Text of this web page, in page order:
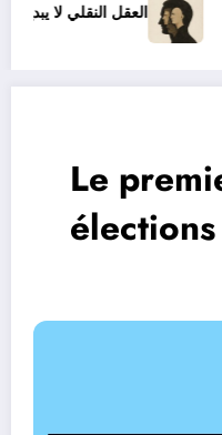
العقل النقلي لا يبدع حتى في
Le